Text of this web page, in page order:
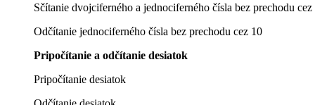
Sčítanie dvojciferného a jednociferného čísla bez prechodu cez
Odčítanie jednociferného čísla bez prechodu cez 10
Pripočítanie a odčítanie desiatok
Pripočítanie desiatok